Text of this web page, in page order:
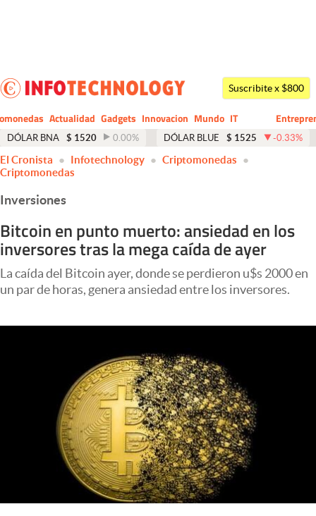
Dólar
Economía y Política
Finanzas y Mercados
Columnistas
Otras secciones
Apertura
Infotechnology
Mundial 2026
Eventos Corporativos
El Cronista Studio
Suscribite x $800
Actualidad Gadgets Innovacion Mundo
CIO
IT
Business
DÓLAR BNA $ 1520 0.00% DÓLAR BLUE $ 1525 -0.33%
El Cronista Infotechnology
Criptomonedas
Criptomonedas
Inversiones
Bitcoin en punto muerto: ansiedad en los
inversores tras la mega caída de ayer
La caída del Bitcoin ayer, donde se perdieron u$s 2000 en
un par de horas, genera ansiedad entre los inversores.